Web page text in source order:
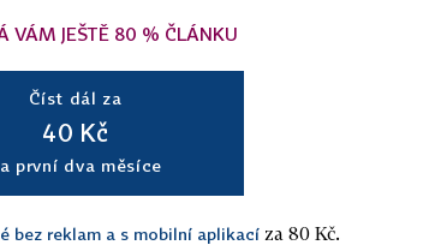
VÁM JEŠTĚ 80 % ČLÁNKU
Číst dál za
40 Kč
první dva měsíce
bez reklam a s mobilní aplikací za 80 Kč.